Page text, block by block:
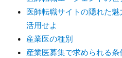
医師転職サイトの隠れた
活用せよ
産業医の種別
産業医募集で求められる